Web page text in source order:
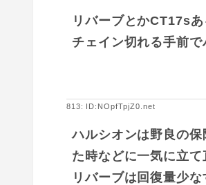
リバーブとかCT17s
チェイン切れる手前
813: ID:NOpfTpjZ0.net
ハルシオンは野良の
た時などに一気に立て
リバーブは回復量少